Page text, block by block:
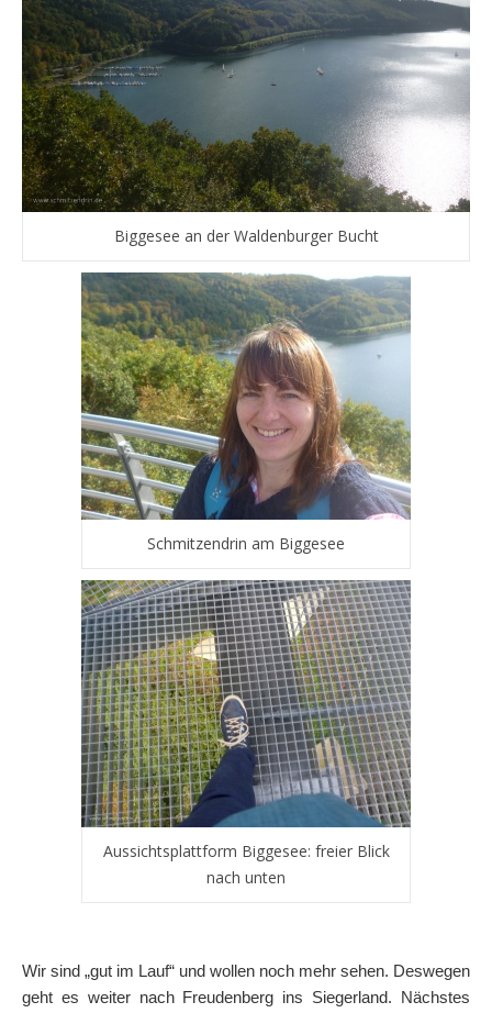
Biggesee an der Waldenburger Bucht
Schmitzendrin am Biggesee
Aussichtsplattform Biggesee: freier Blick
nach unten
Wir sind „gut im Lauf“ und wollen noch mehr sehen. Deswegen
geht es weiter nach Freudenberg ins Siegerland. Nächstes